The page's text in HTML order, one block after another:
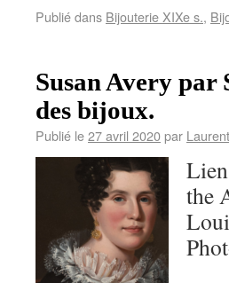
Publié dans Bijouterie XIXe s.,
Susan Avery par
des bijoux.
Publié le27 avril 2020par
the